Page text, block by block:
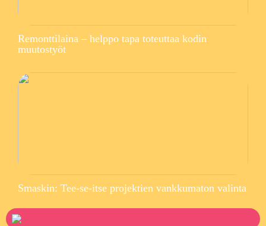
Remonttilaina – helppo tapa toteuttaa kodin
muutostyöt
Smaskin: Tee-se-itse projektien vankkumaton valinta